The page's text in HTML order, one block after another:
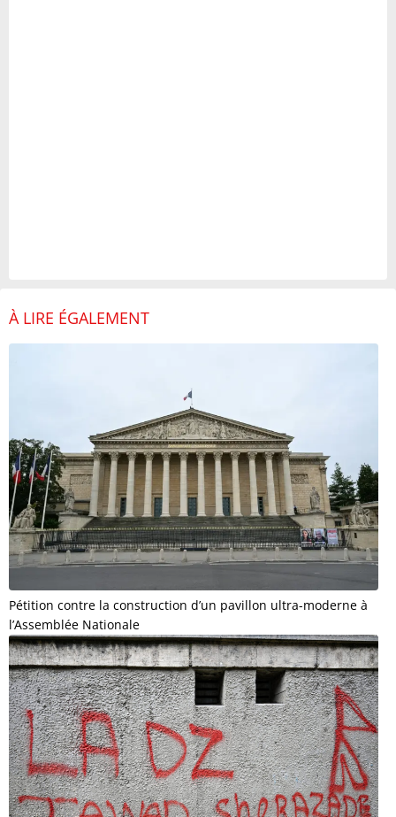
À LIRE ÉGALEMENT
Pétition contre la construction d’un pavillon ultra-moderne à
l’Assemblée Nationale